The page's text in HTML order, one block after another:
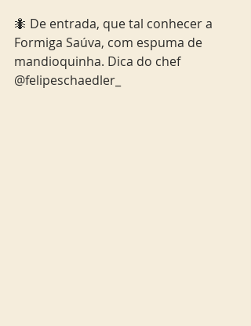
🐜 De entrada, que tal conhecer a
Formiga Saúva, com espuma de
mandioquinha. Dica do chef
@felipeschaedler_